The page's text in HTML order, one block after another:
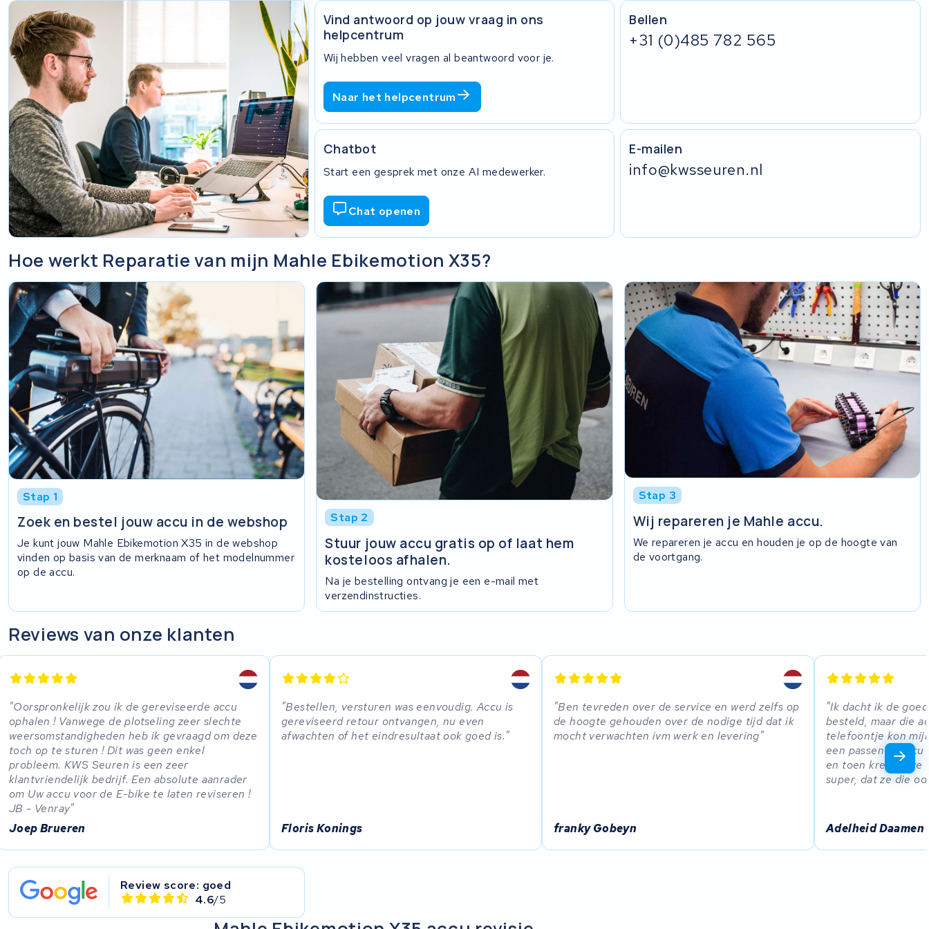
Vind antwoord op jouw vraag in ons
helpcentrum
Wij hebben veel vragen al beantwoord voor je.
Naar het helpcentrum
Bellen
+31 (0)485 782 565
E-mailen
info@kwsseuren.nl
Chatbot
Start een gesprek met onze AI medewerker.
Chat openen
Hoe werkt Reparatie van mijn Mahle Ebikemotion X35?
Stap 1
Zoek en bestel jouw accu in de webshop
Je kunt jouw Mahle Ebikemotion X35 in de webshop
vinden op basis van de merknaam of het modelnummer
op de accu.
Stap 2
Stuur jouw accu gratis op of laat hem
kosteloos afhalen.
Na je bestelling ontvang je een e-mail met
verzendinstructies.
Stap 3
Wij repareren je Mahle accu.
We repareren je accu en houden je op de hoogte van
de voortgang.
Reviews van onze klanten
Oorspronkelijk zou ik de gereviseerde accu
ophalen ! Vanwege de plotseling zeer slechte
weersomstandigheden heb ik gevraagd om deze
toch op te sturen ! Dit was geen enkel
probleem. KWS Seuren is een zeer
klantvriendelijk bedrijf. Een absolute aanrader
om Uw accu voor de E-bike te laten reviseren !
JB - Venray
Joep Brueren
Bestellen, versturen was eenvoudig. Accu is
gereviseerd retour ontvangen, nu even
afwachten of het eindresultaat ook goed is.
Floris Konings
Ben tevreden over de service en werd zelfs op
de hoogte gehouden over de nodige tijd dat ik
mocht verwachten ivm werk en levering
franky Gobeyn
Ik dacht ik de
besteld, maar die
telefoontje kon
een passende
en toen kregen we
super, dat ze die
Adelheid Daamen
Review score: goed
4.6/5